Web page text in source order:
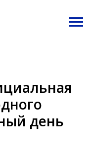
день